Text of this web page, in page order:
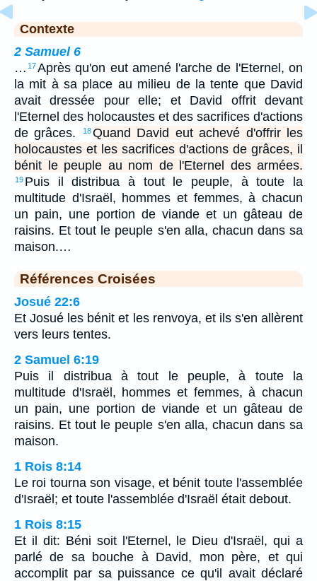
Contexte
2 Samuel 6
… 17Après qu'on eut amené l'arche de l'Eternel, on
la mit à sa place au milieu de la tente que David
avait dressée pour elle; et David offrit devant
l'Eternel des holocaustes et des sacrifices d'actions
de grâces.
18Quand David eut achevé d'offrir les
holocaustes et les sacrifices d'actions de grâces, il
bénit le peuple au nom de l'Eternel des armées.
19 Puis il distribua à tout le peuple, à toute la
multitude d'Israël, hommes et femmes, à chacun
un pain, une portion de viande et un gâteau de
raisins. Et tout le peuple s'en alla, chacun dans sa
maison.…
Références Croisées
Josué 22:6
Et Josué les bénit et les renvoya, et ils s'en allèrent
vers leurs tentes.
2 Samuel 6:19
Puis il distribua à tout le peuple, à toute la
multitude d'Israël, hommes et femmes, à chacun
un pain, une portion de viande et un gâteau de
raisins. Et tout le peuple s'en alla, chacun dans sa
maison.
1 Rois 8:14
Le roi tourna son visage, et bénit toute l'assemblée
d'Israël; et toute l'assemblée d'Israël était debout.
1 Rois 8:15
Et il dit: Béni soit l'Eternel, le Dieu d'Israël, qui a
parlé de sa bouche à David, mon père, et qui
accomplit par sa puissance ce qu'il avait déclaré